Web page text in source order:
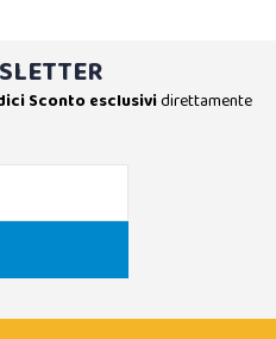
Sconto esclusividirettamente